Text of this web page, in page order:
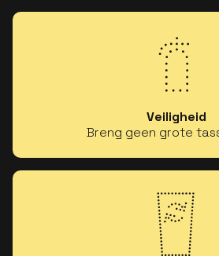
Veiligheid
Breng geen grote